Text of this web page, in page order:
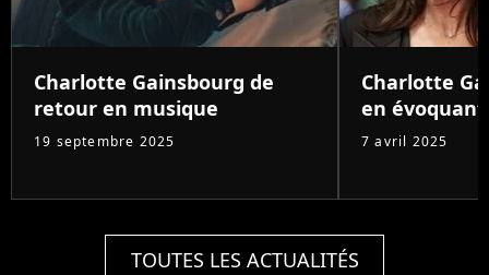
Charlotte Gainsbourg de
retour en musique
19 septembre 2025
Charlotte
en évoquant
7 avril 2025
TOUTES LES ACTUALITÉS